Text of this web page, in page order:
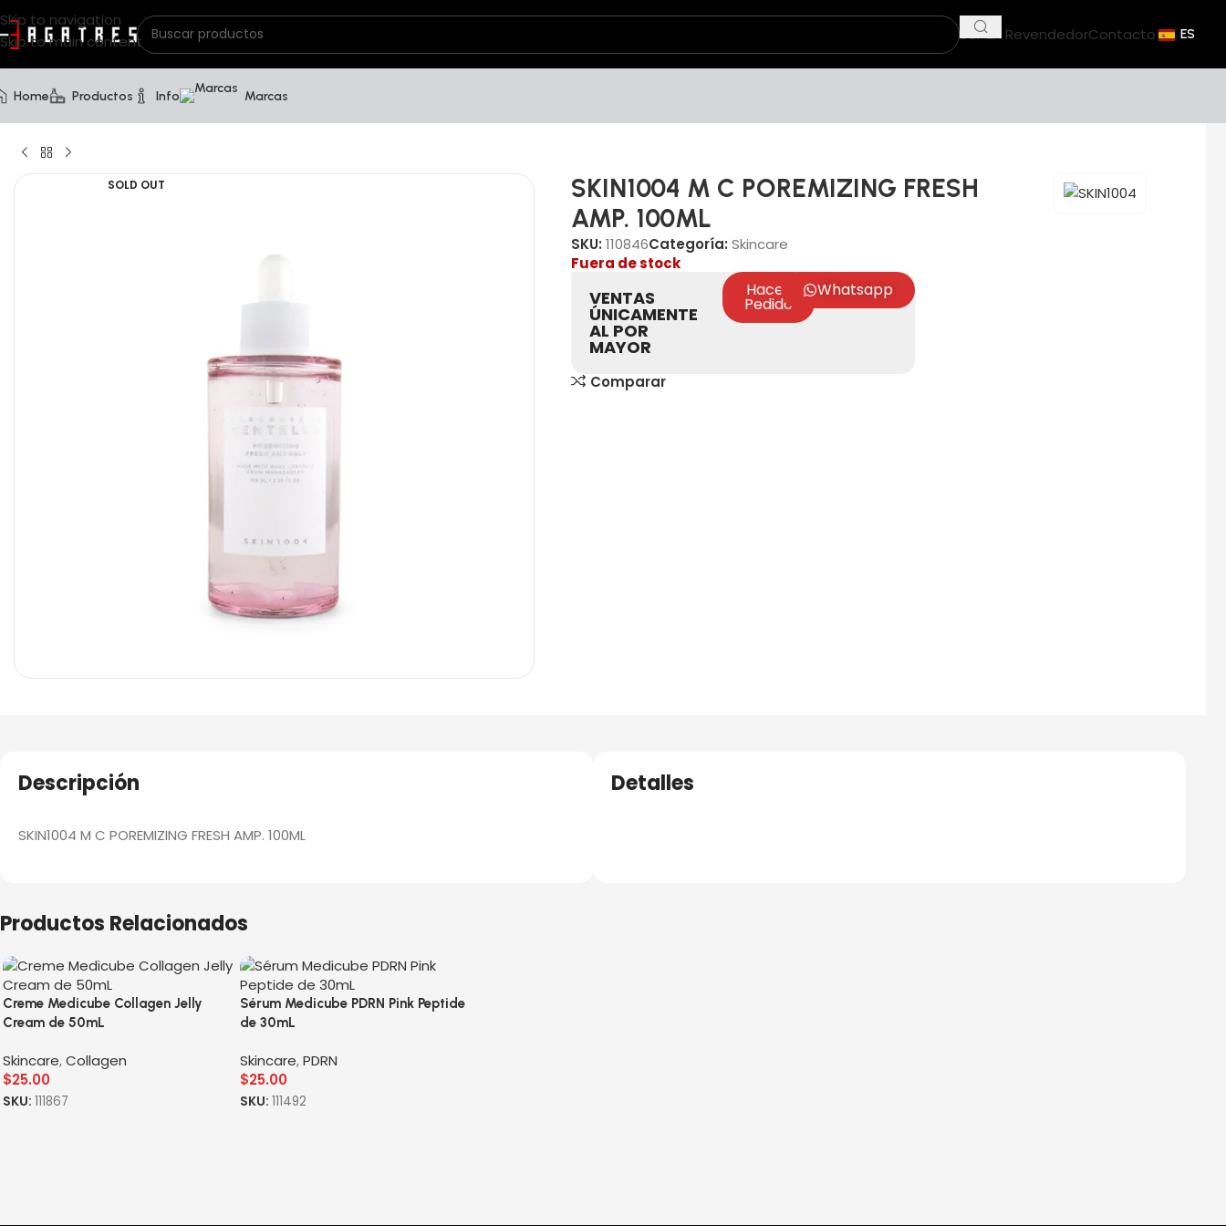
Skip to navigation
Skip to main content
Ser un RevendedorContacto ES
Home Productos Info Marcas
SOLD OUT
SKIN1004 M C POREMIZING FRESH
AMP. 100ML
SKU: 110846Categoría: Skincare
Fuera de stock
VENTAS
ÚNICAMENTE
AL POR
MAYOR
Hacer
Pedido
Whatsapp
Comparar
Descripción
SKIN1004 M C POREMIZING FRESH AMP. 100ML
Detalles
Productos Relacionados
Creme Medicube Collagen Jelly
Cream de 50mL
Skincare,Collagen
$25.00
SKU: 111867
Sérum Medicube PDRN Pink Peptide
de 30mL
Skincare,PDRN
$25.00
SKU: 111492